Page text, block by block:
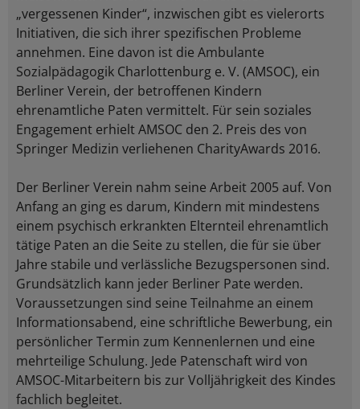
„vergessenen Kinder“, inzwischen gibt es vielerorts
Initiativen, die sich ihrer spezifischen Probleme
annehmen. Eine davon ist die Ambulante
Sozialpädagogik Charlottenburg e. V. (AMSOC), ein
Berliner Verein, der betroffenen Kindern
ehrenamtliche Paten vermittelt. Für sein soziales
Engagement erhielt AMSOC den 2. Preis des von
Springer Medizin verliehenen CharityAwards 2016.
Der Berliner Verein nahm seine Arbeit 2005 auf. Von
Anfang an ging es darum, Kindern mit mindestens
einem psychisch erkrankten Elternteil ehrenamtlich
tätige Paten an die Seite zu stellen, die für sie über
Jahre stabile und verlässliche Bezugspersonen sind.
Grundsätzlich kann jeder Berliner Pate werden.
Voraussetzungen sind seine Teilnahme an einem
Informationsabend, eine schriftliche Bewerbung, ein
persönlicher Termin zum Kennenlernen und eine
mehrteilige Schulung. Jede Patenschaft wird von
AMSOC-Mitarbeitern bis zur Volljährigkeit des Kindes
fachlich begleitet.